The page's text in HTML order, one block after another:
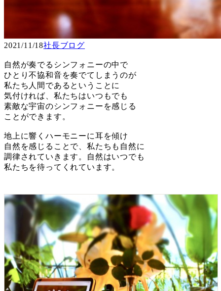
2021/11/18社長ブログ
自然が奏でるシンフォニーの中で
ひとり不協和音を奏でてしまうのが
私たち人間であるということに
気付ければ、私たちはいつもでも
素敵な宇宙のシンフォニーを感じる
ことができます。
地上に響くハーモニーに耳を傾け
自然を感じることで、私たちも自然に
調律されていきます。自然はいつでも
私たちを待ってくれています。